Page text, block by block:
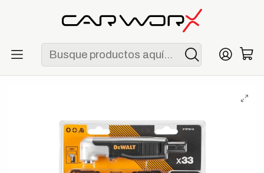
ENVÍO GRATIS POR COMPRAS MAYORES A S/ 250
McLaren
DeWalt x McLaren Juego Premium de Puntas y Adaptadores
Edición McLaren